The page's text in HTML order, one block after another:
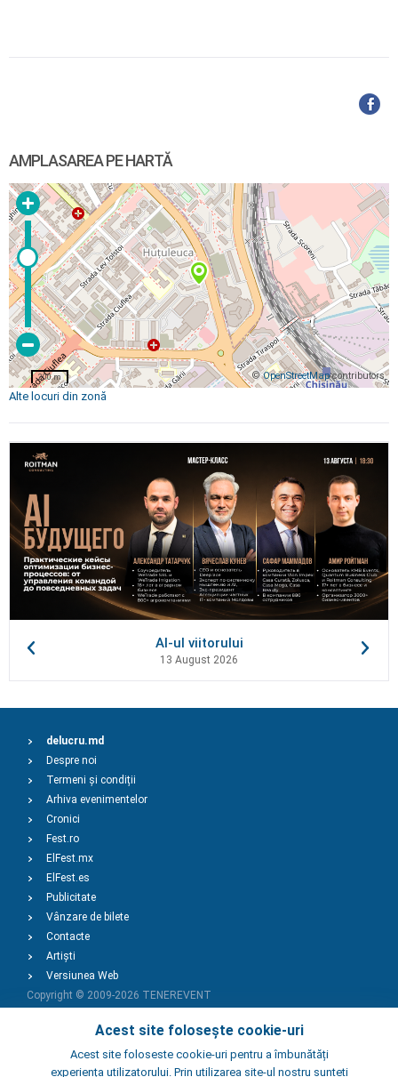
AMPLASAREA PE HARTĂ
©OpenStreetMapcontributors
200 m
Alte locuri din zonă
AI-ul viitorului
13 August 2026
Acest site folosește cookie-uri
Acest site foloseste cookie-uri pentru a îmbunătăți
experiența utilizatorului. Prin utilizarea site-ul nostru sunteti
delucru.md
Despre noi
Termeni și condiții
Arhiva evenimentelor
Cronici
Fest.ro
ElFest.mx
ElFest.es
Publicitate
Vânzare de bilete
Contacte
Artiști
Versiunea Web
Copyright © 2009-2026 TENEREVENT
Adaugă Eveniment